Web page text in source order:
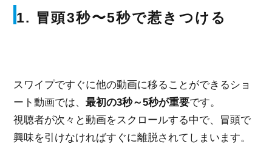
1. 冒頭3秒〜5秒で惹きつける
スワイプですぐに他の動画に移ることができるショ
ート動画では、最初の3秒～5秒が重要です。
視聴者が次々と動画をスクロールする中で、冒頭で
興味を引けなければすぐに離脱されてしまいます。